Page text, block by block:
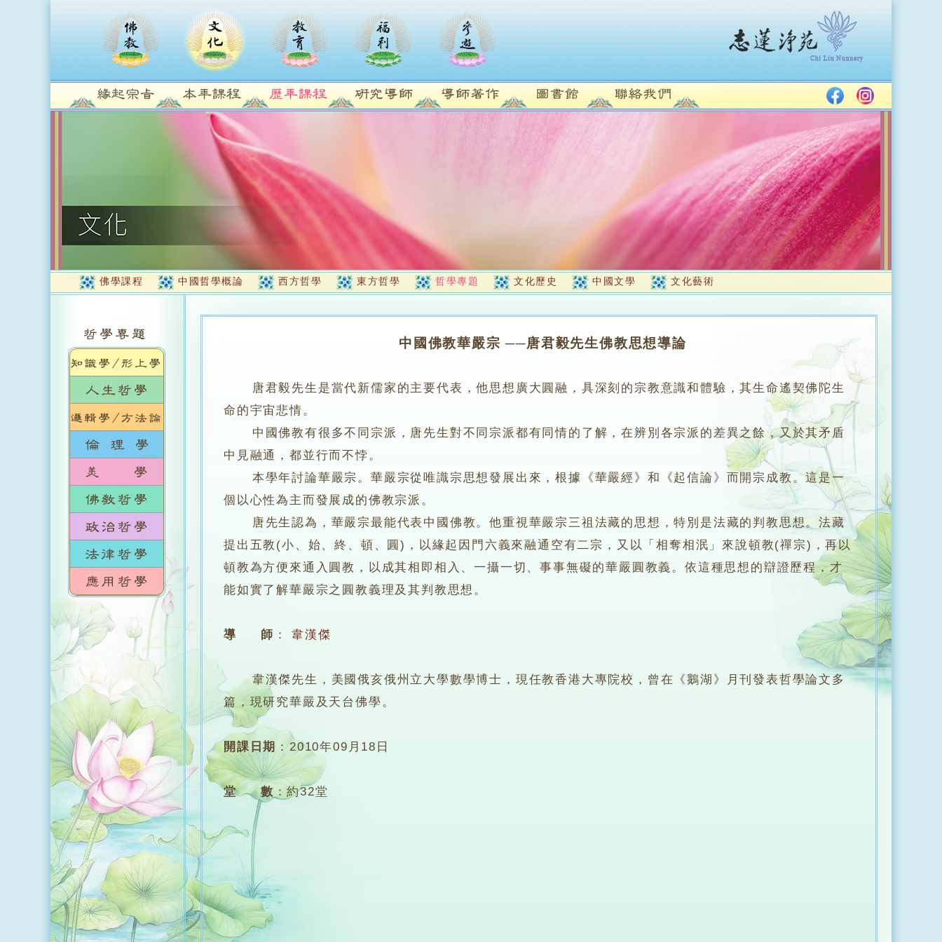
佛學課程 中國哲學概論 西方哲學 東方哲學 哲學專題 文化歷史 中國文學 文化藝術
中國佛教華嚴宗 ──唐君毅先生佛教思想導論
唐君毅先生是當代新儒家的主要代表，他思想廣大圓融，具深刻的宗教意識和體驗，其生命遙契佛陀生
命的宇宙悲情。
中國佛教有很多不同宗派，唐先生對不同宗派都有同情的了解，在辨別各宗派的差異之餘，又於其矛盾
中見融通，都並行而不悖。
本學年討論華嚴宗。華嚴宗從唯識宗思想發展出來，根據《華嚴經》和《起信論》而開宗成教。這是一
個以心性為主而發展成的佛教宗派。
唐先生認為，華嚴宗最能代表中國佛教。他重視華嚴宗三祖法藏的思想，特別是法藏的判教思想。法藏
提出五教(小、始、終、頓、圓)，以緣起因門六義來融通空有二宗，又以「相奪相泯」來說頓教(禪宗)，再以
頓教為方便來通入圓教，以成其相即相入、一攝一切、事事無礙的華嚴圓教義。依這種思想的辯證歷程，才
能如實了解華嚴宗之圓教義理及其判教思想。
導 師 ： 韋漢傑
韋漢傑先生，美國俄亥俄州立大學數學博士，現任教香港大專院校，曾在《鵝湖》月刊發表哲學論文多
篇，現研究華嚴及天台佛學。
開課日期 ：2010年09月18日
堂 數 ：約32堂